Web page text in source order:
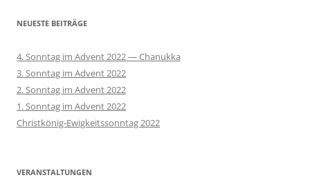
NEUESTE BEITRÄGE
4. Sonntag im Advent 2022 — Chanukka
3. Sonntag im Advent 2022
2. Sonntag im Advent 2022
1. Sonntag im Advent 2022
Christkönig-Ewigkeitssonntag 2022
VERANSTALTUNGEN